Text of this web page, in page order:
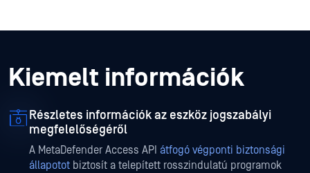
Kiemelt információk
Részletes információk az eszköz jogszabályi
megfelelőségéről
A MetaDefender Access API átfogó végponti biztonsági
állapotot biztosít a telepített rosszindulatú programok